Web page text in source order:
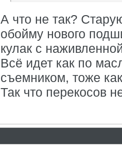
А что не так?
обойму нового
кулак с
Всё идет как по
съемником, тоже
Так что перекосов